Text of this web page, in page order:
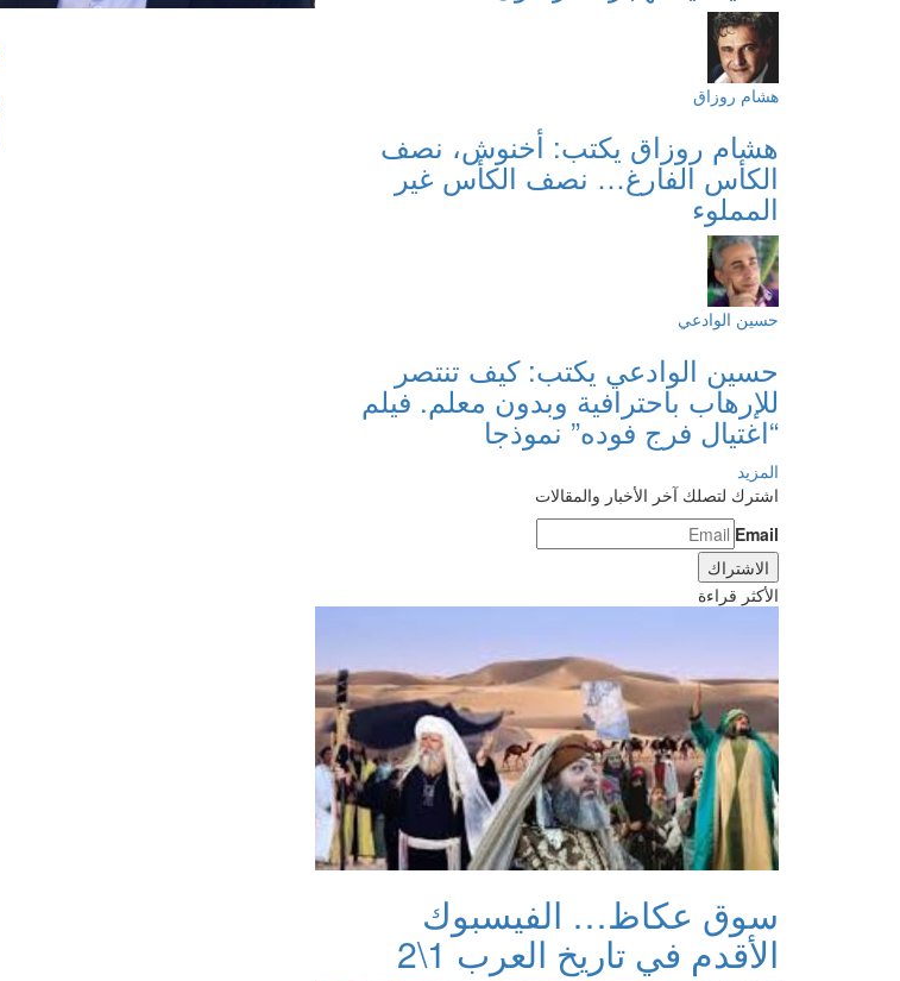
هشام روزاق
هشام روزاق يكتب: أخنوش، نصف
الكأس الفارغ… نصف الكأس غير
المملوء
حسين الوادعي
حسين الوادعي يكتب: كيف تنتصر
للإرهاب باحترافية وبدون معلم. فيلم
“اغتيال فرج فوده” نموذجا
المزيد
اشترك لتصلك آخر الأخبار والمقالات
Email
الأكثر قراءة
سوق عكاظ… الفيسبوك
الأقدم في تاريخ العرب 1\2